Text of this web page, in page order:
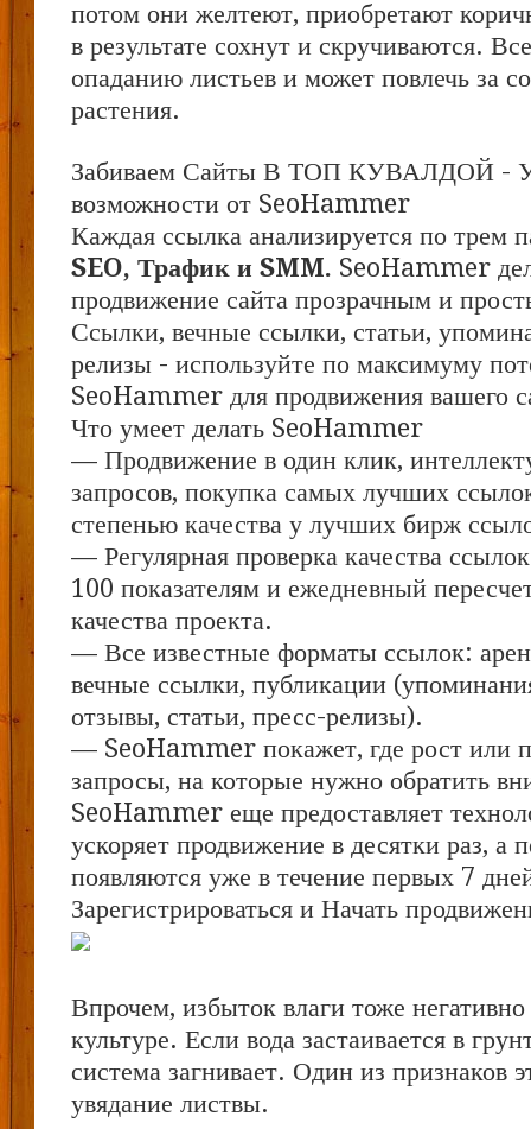
потом они желтеют, приобретают
в результате сохнут и скручиваются.
опаданию листьев и может повлечь за
растения.
Забиваем Сайты В ТОП КУВАЛДОЙ -
возможности от SeoHammer
Каждая ссылка анализируется по трем
SEO, Трафик и SMM. SeoHammer
продвижение сайта прозрачным и
Ссылки, вечные ссылки, статьи,
релизы - используйте по максимуму
SeoHammer для продвижения вашего
Что умеет делать SeoHammer
— Продвижение в один клик,
запросов, покупка самых лучших
степенью качества у лучших бирж
— Регулярная проверка качества
100 показателям и ежедневный
качества проекта.
— Все известные форматы ссылок:
вечные ссылки, публикации
отзывы, статьи, пресс-релизы).
— SeoHammer покажет, где рост или
запросы, на которые нужно обратить
SeoHammer еще предоставляет
ускоряет продвижение в десятки раз, а
появляются уже в течение первых 7
Зарегистрироваться и Начать
Впрочем, избыток влаги тоже
культуре. Если вода застаивается в
система загнивает. Один из признаков
увядание листвы.